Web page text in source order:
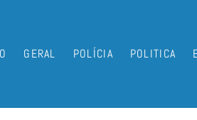
GERAL POLÍCIA POLITICA